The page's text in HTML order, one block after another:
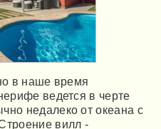
в наше время
ведется в черте
недалеко от океана с
вилл -